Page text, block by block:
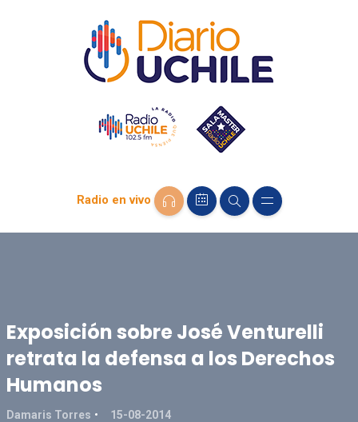
Radio en vivo
Exposición sobre José Venturelli
retrata la defensa a los Derechos
Humanos
Damaris Torres 15-08-2014